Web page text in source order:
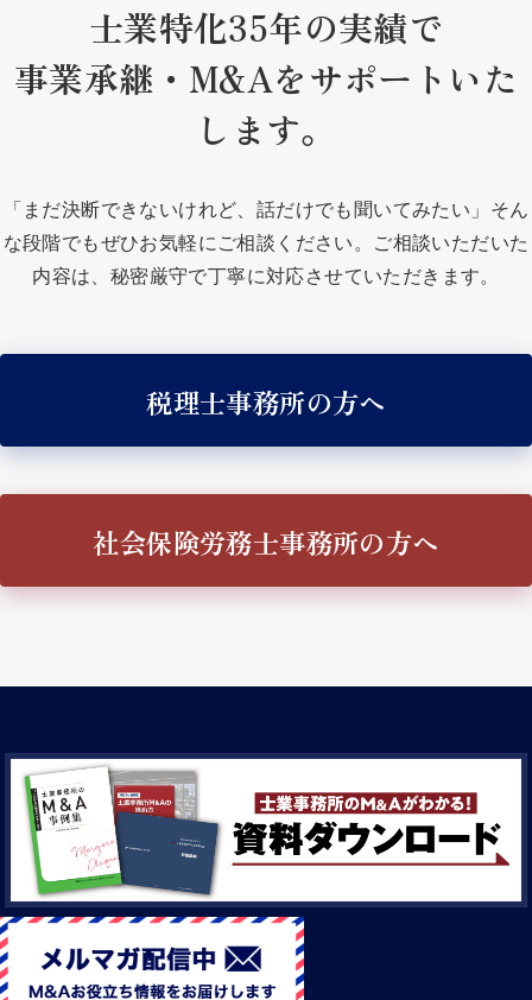
士業特化35年の実績で
事業承継・M&Aをサポートいた
します。
「まだ決断できないけれど、話だけでも聞いてみたい」そん
な段階でもぜひお気軽にご相談ください。 ご相談いただいた
内容は、秘密厳守で丁寧に対応させていただきます。
税理士事務所の方へ
社会保険労務士事務所の方へ